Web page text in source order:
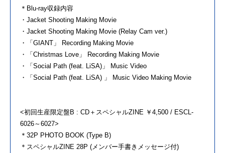
＊Blu-ray収録内容
・Jacket Shooting Making Movie
・Jacket Shooting Making Movie (Relay Cam ver.)
・「GIANT」 Recording Making Movie
・「Christmas Love」 Recording Making Movie
・「Social Path (feat. LiSA)」 Music Video
・「Social Path (feat. LiSA) 」 Music Video Making Movie
<初回生産限定盤B : CD＋スペシャルZINE ￥4,500 / ESCL-
6026～6027>
＊32P PHOTO BOOK (Type B)
＊スペシャルZINE 28P (メンバー手書きメッセージ付)